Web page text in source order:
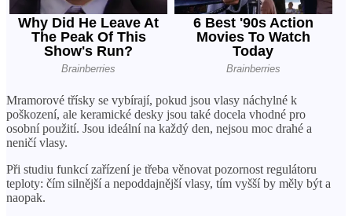
Mramorové třísky se vybírají, pokud jsou vlasy náchylné k
poškození, ale keramické desky jsou také docela vhodné pro
osobní použití. Jsou ideální na každý den, nejsou moc drahé a
neničí vlasy.
Při studiu funkcí zařízení je třeba věnovat pozornost regulátoru
teploty: čím silnější a nepoddajnější vlasy, tím vyšší by měly být a
naopak.